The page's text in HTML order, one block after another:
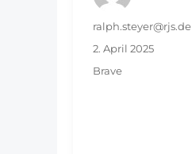
Autor
ralph.steyer@rjs.de
Veröffentlicht
am
2. April 2025
Schlagwörter
Brave